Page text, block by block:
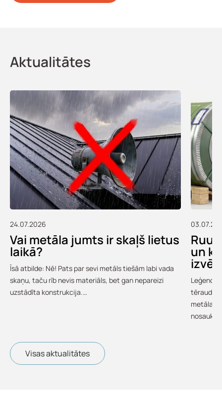
Aktualitātes
24.07.2026
Vai metāla jumts ir skaļš lietus
laikā?
Īsā atbilde: Nē! Pats par sevi metāls tiešām labi vada
skaņu, taču rīb nevis materiāls, bet gan nepareizi
uzstādīta konstrukcija.…
un
tērauds
metāla
Visas aktualitātes